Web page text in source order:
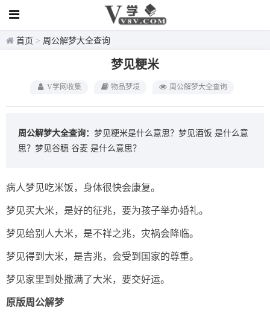
首页 > 周公解梦大全查询
梦见粳米
V学网收集 物品梦境 周公解梦大全查询
周公解梦大全查询： 梦见粳米是什么意思？ 梦见酒饭 是什么意
思？ 梦见谷穗 谷麦 是什么意思？
病人梦见吃米饭，身体很快会康复。
梦见买大米，是好的征兆，要为孩子举办婚礼。
梦见给别人大米，是不祥之兆，灾祸会降临。
梦见得到大米，是吉兆，会受到国家的尊重。
梦见家里到处撒满了大米，要交好运。
原版周公解梦